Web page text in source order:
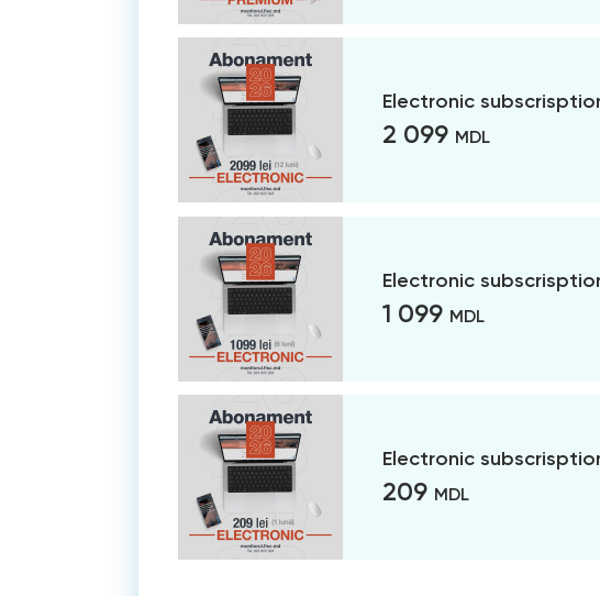
Electronic
2 099 MDL
Electronic
1 099 MDL
Electronic
209 MDL